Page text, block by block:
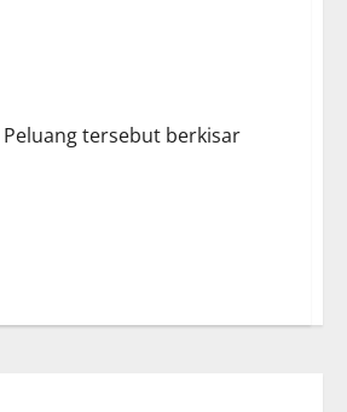
tersebut berkisar